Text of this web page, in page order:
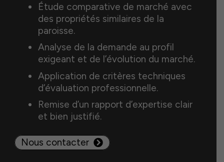
Étude comparative de marché avec
des propriétés similaires de la
paroisse.
Analyse de la demande au profil
exigeant et de l’évolution du marché.
Application de critères techniques
d’évaluation professionnelle.
Remise d’un rapport d’expertise clair
et bien justifié.
Nous contacter